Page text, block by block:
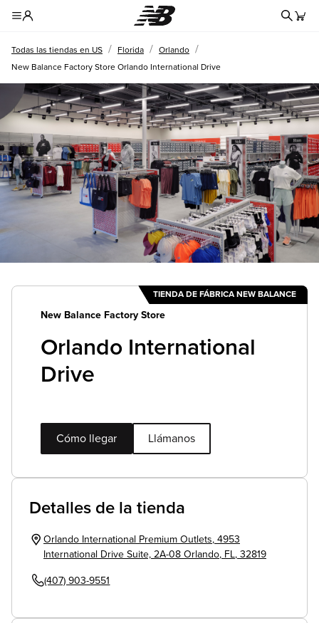
Todas las tiendas en US / Florida / Orlando /
New Balance Factory Store Orlando International Drive
TIENDA DE FÁBRICA NEW BALANCE
New Balance Factory Store
Orlando International
Drive
Cómo llegar Llámanos
Detalles de la tienda
Orlando International Premium Outlets, 4953
International Drive Suite, 2A-08 Orlando, FL, 32819
(407) 903-9551